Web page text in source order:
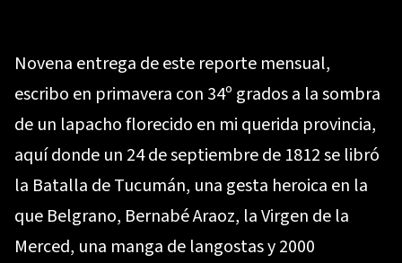
Novena entrega de este reporte mensual,
escribo en primavera con 34º grados a la sombra
de un lapacho florecido en mi querida provincia,
aquí donde un 24 de septiembre de 1812 se libró
la Batalla de Tucumán, una gesta heroica en la
que Belgrano, Bernabé Araoz, la Virgen de la
Merced, una manga de langostas y 2000